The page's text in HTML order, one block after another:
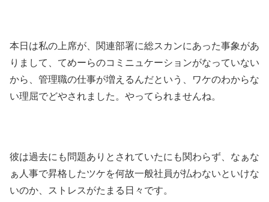
本日は私の上席が、関連部署に総スカンにあった事象があ
りまして、てめーらのコミニュケーションがなっていない
から、管理職の仕事が増えるんだという、ワケのわからな
い理屈でどやされました。やってられませんね。
彼は過去にも問題ありとされていたにも関わらず、なぁな
ぁ人事で昇格したツケを何故一般社員が払わないといけな
いのか、ストレスがたまる日々です。